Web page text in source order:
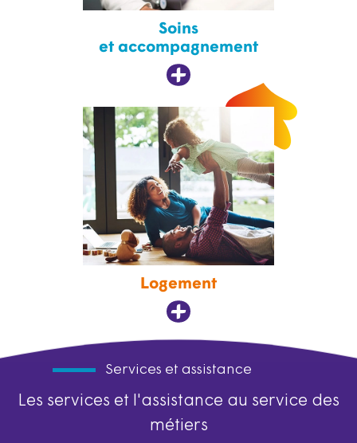
Soins
et accompagnement
Logement
Services et assistance
Les services et l'assistance au service des
métiers